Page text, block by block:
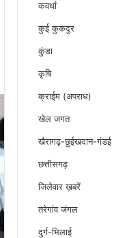
कवर्धा
कुई कुकदुर
कुंडा
कृषि
क्राईम (अपराध)
खेल जगत
खैरागढ़-छुईखदान-गंडई
छत्तीसगढ़
जिलेवार ख़बरें
तरेगांव जंगल
दुर्ग-भिलाई